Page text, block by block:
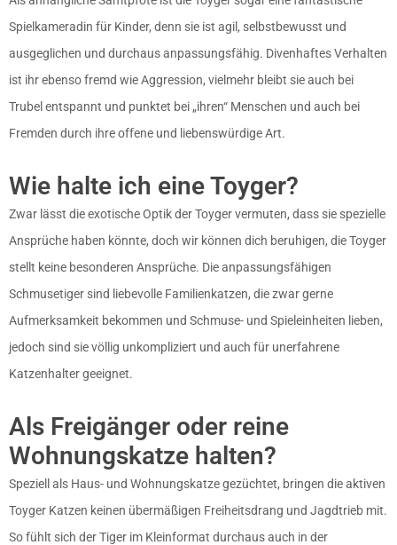
Spielkameradin für Kinder, denn sie ist agil, selbstbewusst und
ausgeglichen und durchaus anpassungsfähig. Divenhaftes Verhalten
ist ihr ebenso fremd wie Aggression, vielmehr bleibt sie auch bei
Trubel entspannt und punktet bei „ihren“ Menschen und auch bei
Fremden durch ihre offene und liebenswürdige Art.
Wie halte ich eine Toyger?
Zwar lässt die exotische Optik der Toyger vermuten, dass sie spezielle
Ansprüche haben könnte, doch wir können dich beruhigen, die Toyger
stellt keine besonderen Ansprüche. Die anpassungsfähigen
Schmusetiger sind liebevolle Familienkatzen, die zwar gerne
Aufmerksamkeit bekommen und Schmuse- und Spieleinheiten lieben,
jedoch sind sie völlig unkompliziert und auch für unerfahrene
Katzenhalter geeignet.
Als Freigänger oder reine
Wohnungskatze halten?
Speziell als Haus- und Wohnungskatze gezüchtet, bringen die aktiven
Toyger Katzen keinen übermäßigen Freiheitsdrang und Jagdtrieb mit.
So fühlt sich der Tiger im Kleinformat durchaus auch in der